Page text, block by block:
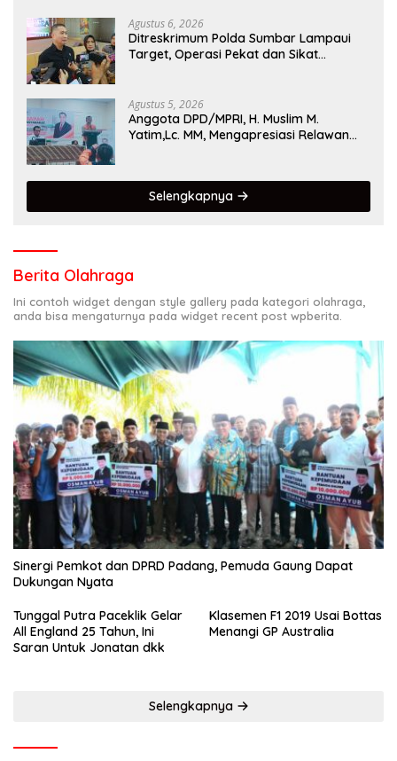
Agustus 6, 2026
Ditreskrimum Polda Sumbar Lampaui
Target, Operasi Pekat dan Sikat
Agustus 5, 2026
Anggota DPD/MPRI, H. Muslim M.
Yatim,Lc. MM, Mengapresiasi Relawan
Selengkapnya
Berita Olahraga
Ini contoh widget dengan style gallery pada kategori olahraga,
anda bisa mengaturnya pada widget recent post wpberita.
Sinergi Pemkot dan DPRD Padang, Pemuda Gaung Dapat
Dukungan Nyata
Tunggal Putra Paceklik Gelar
All England 25 Tahun, Ini
Saran Untuk Jonatan dkk
Klasemen F1 2019 Usai Bottas
Menangi GP Australia
Selengkapnya